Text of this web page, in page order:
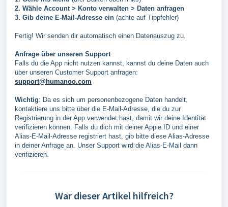
2. Wähle Account > Konto verwalten > Daten anfragen
3. Gib deine E-Mail-Adresse ein (achte auf Tippfehler)
Fertig! Wir senden dir automatisch einen Datenauszug zu.
Anfrage über unseren Support
Falls du die App nicht nutzen kannst, kannst du deine Daten auch
über unseren Customer Support anfragen:
support@humanoo.com
Wichtig: Da es sich um personenbezogene Daten handelt,
kontaktiere uns bitte über die E-Mail-Adresse, die du zur
Registrierung in der App verwendet hast, damit wir deine Identität
verifizieren können. Falls du dich mit deiner Apple ID und einer
Alias-E-Mail-Adresse registriert hast, gib bitte diese Alias-Adresse
in deiner Anfrage an. Unser Support wird die Alias-E-Mail dann
verifizieren.
War dieser Artikel hilfreich?